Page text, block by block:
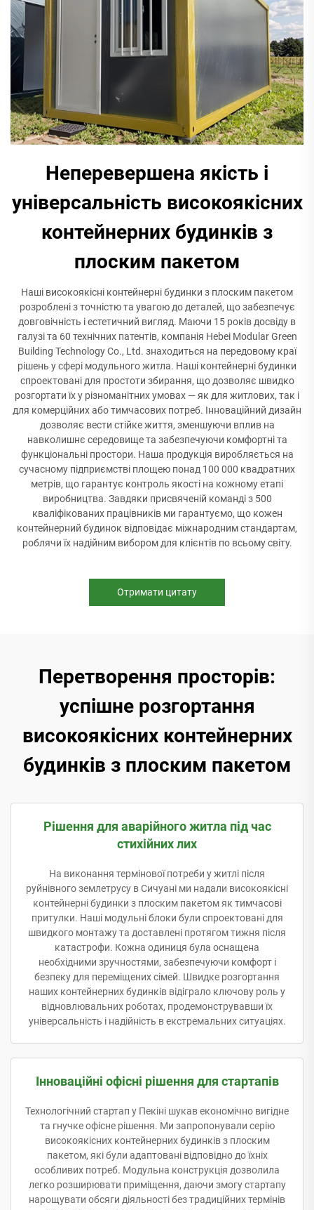
Неперевершена якість і
універсальність високоякісних
контейнерних будинків з
плоским пакетом
Наші високоякісні контейнерні будинки з плоским пакетом
розроблені з точністю та увагою до деталей, що забезпечує
довговічність і естетичний вигляд. Маючи 15 років досвіду в
галузі та 60 технічних патентів, компанія Hebei Modular Green
Building Technology Co., Ltd. знаходиться на передовому краї
рішень у сфері модульного житла. Наші контейнерні будинки
спроектовані для простоти збирання, що дозволяє швидко
розгортати їх у різноманітних умовах — як для житлових, так і
для комерційних або тимчасових потреб. Інноваційний дизайн
дозволяє вести стійке життя, зменшуючи вплив на
навколишнє середовище та забезпечуючи комфортні та
функціональні простори. Наша продукція виробляється на
сучасному підприємстві площею понад 100 000 квадратних
метрів, що гарантує контроль якості на кожному етапі
виробництва. Завдяки присвяченій команді з 500
кваліфікованих працівників ми гарантуємо, що кожен
контейнерний будинок відповідає міжнародним стандартам,
роблячи їх надійним вибором для клієнтів по всьому світу.
Отримати цитату
Перетворення просторів:
успішне розгортання
високоякісних контейнерних
будинків з плоским пакетом
Рішення для аварійного житла під час
стихійних лих
На виконання термінової потреби у житлі після
руйнівного землетрусу в Сичуані ми надали високоякісні
контейнерні будинки з плоским пакетом як тимчасові
притулки. Наші модульні блоки були спроектовані для
швидкого монтажу та доставлені протягом тижня після
катастрофи. Кожна одиниця була оснащена
необхідними зручностями, забезпечуючи комфорт і
безпеку для переміщених сімей. Швидке розгортання
наших контейнерних будинків відіграло ключову роль у
відновлювальних роботах, продемонструвавши їх
універсальність і надійність в екстремальних ситуаціях.
Інноваційні офісні рішення для стартапів
Технологічний стартап у Пекіні шукав економічно вигідне
та гнучке офісне рішення. Ми запропонували серію
високоякісних контейнерних будинків з плоским
пакетом, які були адаптовані відповідно до їхніх
особливих потреб. Модульна конструкція дозволила
легко розширювати приміщення, даючи змогу стартапу
нарощувати обсяги діяльності без традиційних термінів